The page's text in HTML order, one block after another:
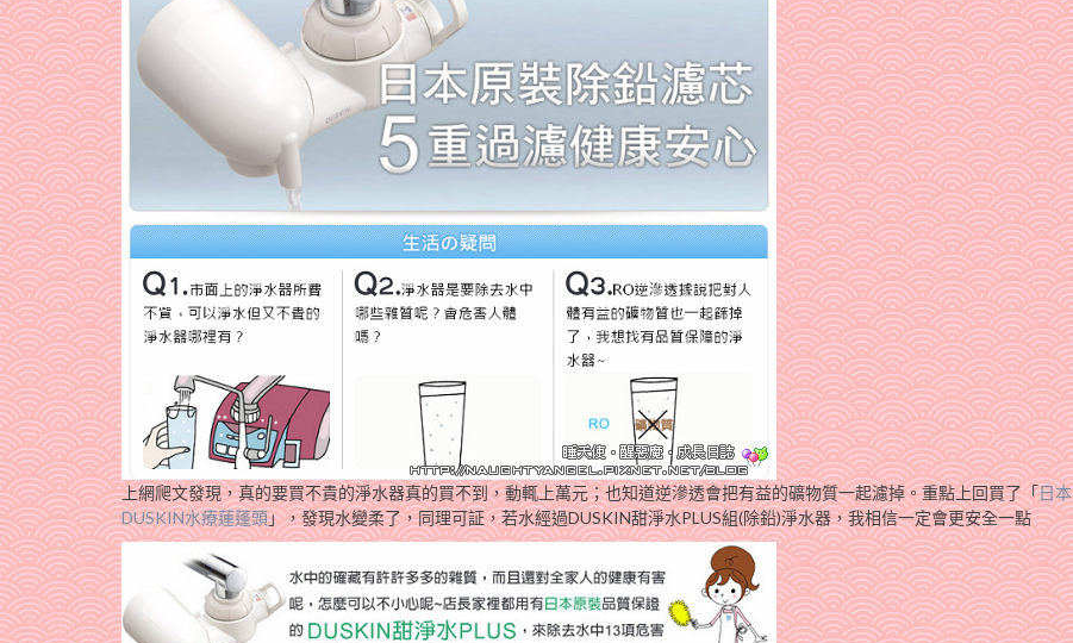
上網爬文發現，真的要買不貴的淨水器真的買不到，動輒上萬元；也知道逆滲透會把有益的礦物質一起濾掉。重點上回買了「日本
DUSKIN水療蓮蓬頭」，發現水變柔了，同理可証，若水經過DUSKIN甜淨水PLUS組(除鉛)淨水器，我相信一定會更安全一點